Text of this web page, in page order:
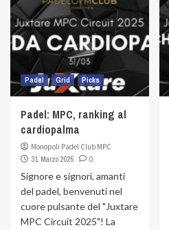
Padel Grid Picks
Padel: MPC, ranking al
cardiopalma
Monopoli Padel Club MPC
31 Marzo 2025
0
Signore e signori, amanti
del padel, benvenuti nel
cuore pulsante del "Juxtare
MPC Circuit 2025"! La